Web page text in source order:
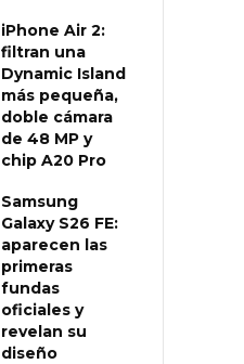
iPhone Air 2:
filtran una
Dynamic Island
más pequeña,
doble cámara
de 48 MP y
chip A20 Pro
Samsung
Galaxy S26 FE:
aparecen las
primeras
fundas
oficiales y
revelan su
diseño